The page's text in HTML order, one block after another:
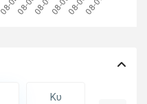
Κυ